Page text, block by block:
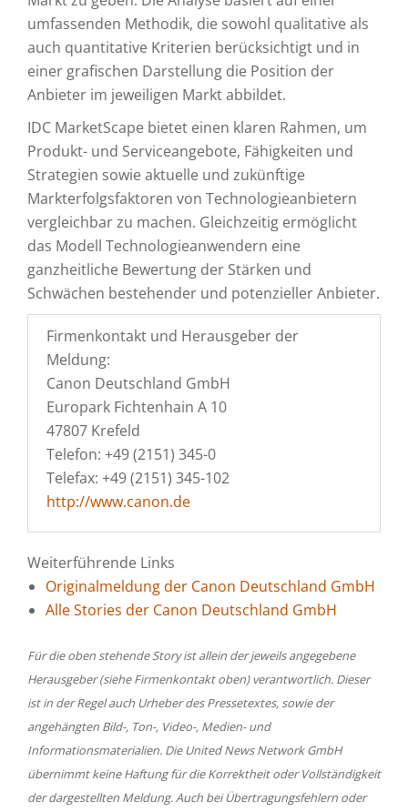
umfassenden Methodik, die sowohl qualitative als
auch quantitative Kriterien berücksichtigt und in
einer grafischen Darstellung die Position der
Anbieter im jeweiligen Markt abbildet.
IDC MarketScape bietet einen klaren Rahmen, um
Produkt- und Serviceangebote, Fähigkeiten und
Strategien sowie aktuelle und zukünftige
Markterfolgsfaktoren von Technologieanbietern
vergleichbar zu machen. Gleichzeitig ermöglicht
das Modell Technologieanwendern eine
ganzheitliche Bewertung der Stärken und
Schwächen bestehender und potenzieller Anbieter.
Firmenkontakt und Herausgeber der
Meldung:
Canon Deutschland GmbH
Europark Fichtenhain A 10
47807 Krefeld
Telefon: +49 (2151) 345-0
Telefax: +49 (2151) 345-102
http://www.canon.de
Weiterführende Links
Originalmeldung der Canon Deutschland GmbH
Alle Stories der Canon Deutschland GmbH
Für die oben stehende Story ist allein der jeweils angegebene
Herausgeber (siehe Firmenkontakt oben) verantwortlich. Dieser
ist in der Regel auch Urheber des Pressetextes, sowie der
angehängten Bild-, Ton-, Video-, Medien- und
Informationsmaterialien. Die United News Network GmbH
übernimmt keine Haftung für die Korrektheit oder Vollständigkeit
der dargestellten Meldung. Auch bei Übertragungsfehlern oder